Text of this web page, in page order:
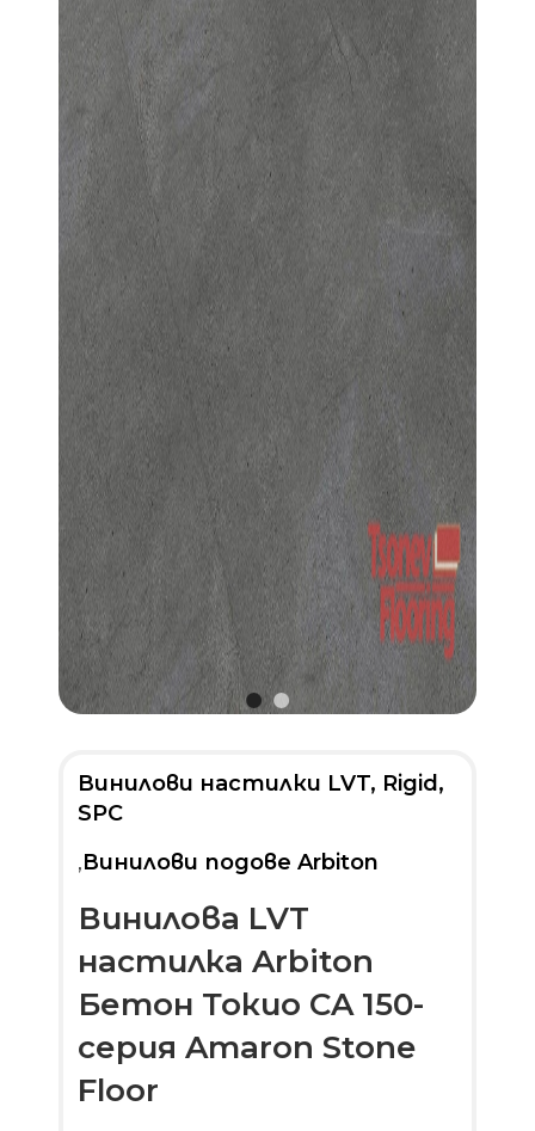
Винилови настилки LVT, Rigid,
SPC
,Винилови подове Arbiton
Винилова LVT
настилка Arbiton
Бетон Токио CA 150-
серия Amaron Stone
Floor